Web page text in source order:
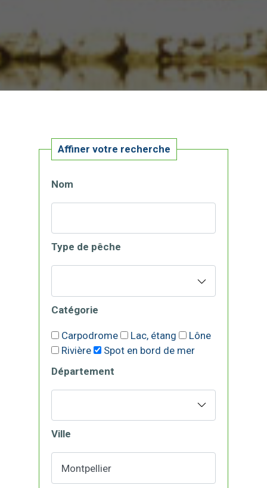
Affiner votre recherche
Nom
Type de pêche
Catégorie
Carpodrome Lac, étang
Lône
Rivière
Spot en bord de mer
Département
Ville